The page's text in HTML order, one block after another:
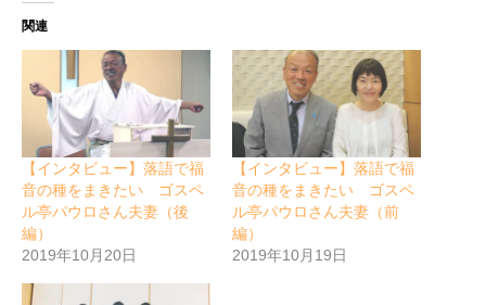
関連
【インタビュー】落語で福
音の種をまきたい ゴスペ
ル亭パウロさん夫妻（後
編）
2019年10月20日
【インタビュー】落語で福
音の種をまきたい ゴスペ
ル亭パウロさん夫妻（前
編）
2019年10月19日